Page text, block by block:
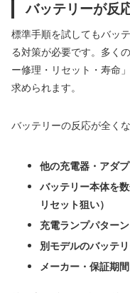
バッテリーが反
標準手順を試してもバッ
る対策が必要です。多く
ー修理・リセット・寿命
求められます。
バッテリーの反応が全く
他の充電器・アダ
バッテリー本体を
リセット狙い）
充電ランプパター
別モデルのバッテ
メーカー・保証期